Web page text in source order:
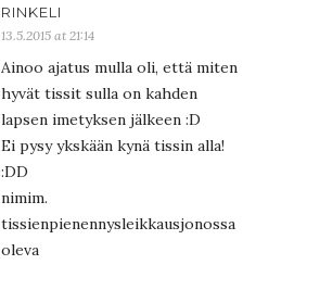
RINKELI
13.5.2015 at 21:14
Ainoo ajatus mulla oli, että miten
hyvät tissit sulla on kahden
lapsen imetyksen jälkeen :D
Ei pysy ykskään kynä tissin alla!
:DD
nimim.
tissienpienennysleikkausjonossa
oleva